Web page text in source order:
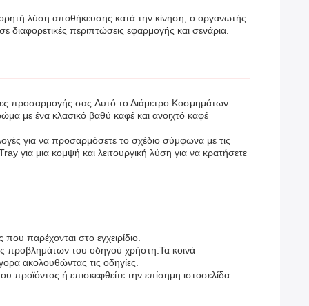
λύση αποθήκευσης κατά την κίνηση, ο οργανωτής
περιπτώσεις εφαρμογής και σενάρια.
προσαρμογής σας.Αυτό το Διάμετρο Κοσμημάτων
με ένα κλασικό βαθύ καφέ και ανοιχτό καφέ
για να προσαρμόσετε το σχέδιο σύμφωνα με τις
για μια κομψή και λειτουργική λύση για να κρατήσετε
παρέχονται στο εγχειρίδιο.
προβλημάτων του οδηγού χρήστη.Τα κοινά
ακολουθώντας τις οδηγίες.
ή επισκεφθείτε την επίσημη ιστοσελίδα